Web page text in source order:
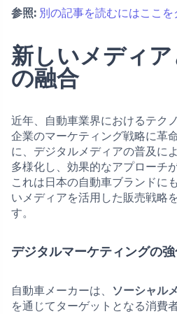
参照: 別の記事を読むにはここ
新しいメディ
の融合
近年、自動車業界におけるテク
企業のマーケティング戦略に革
に、デジタルメディアの普及に
多様化し、効果的なアプローチ
これは日本の自動車ブランドに
いメディアを活用した販売戦略
す。
デジタルマーケティングの
自動車メーカーは、 ソーシャル
を通じてターゲットとなる消費